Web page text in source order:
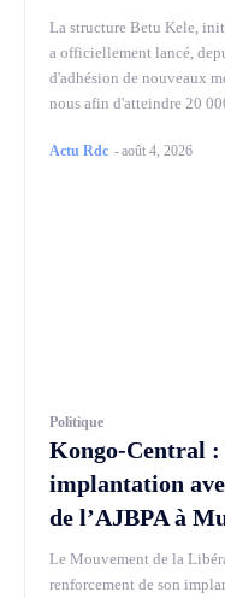
La structure Betu Kele,
a officiellement lancé,
d'adhésion de nouveaux
nous afin d'atteindre 20
Actu Rdc -août 4, 2026
Politique
Kongo-Central
implantation
de l’AJBPA à
Le Mouvement de la
renforcement de son